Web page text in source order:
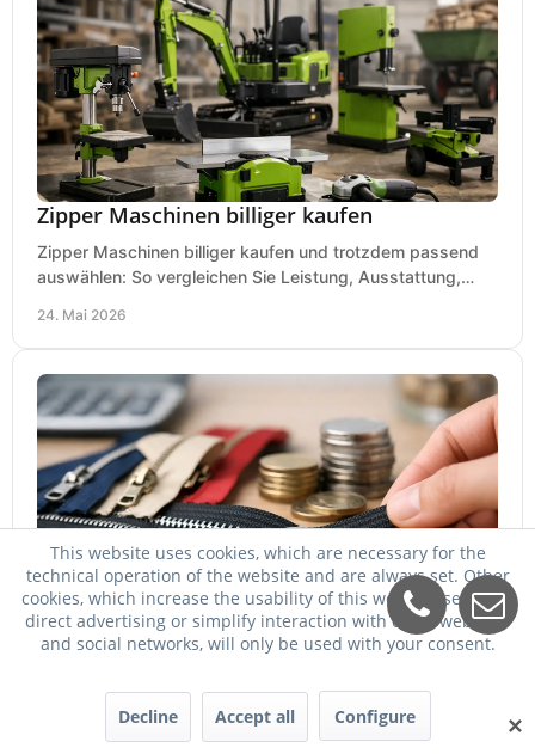
Zipper Maschinen billiger kaufen
Zipper Maschinen billiger kaufen und trotzdem passend
auswählen: So vergleichen Sie Leistung, Ausstattung,
24. Mai 2026
Zipper billiger kaufen - worauf es ankommt
Zipper billiger kaufen und trotzdem passend wählen: So
Einsatzbereich richtig.
✕
This website uses cookies, which are necessary for the
technical operation of the website and are always set. Other
cookies, which increase the usability of this website, serve for
direct advertising or simplify interaction with other websites
and social networks, will only be used with your consent.
Decline Accept all Configure